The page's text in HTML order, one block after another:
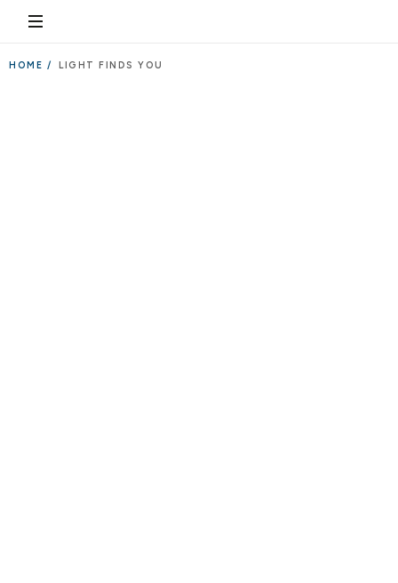
HOME / LIGHT FINDS YOU